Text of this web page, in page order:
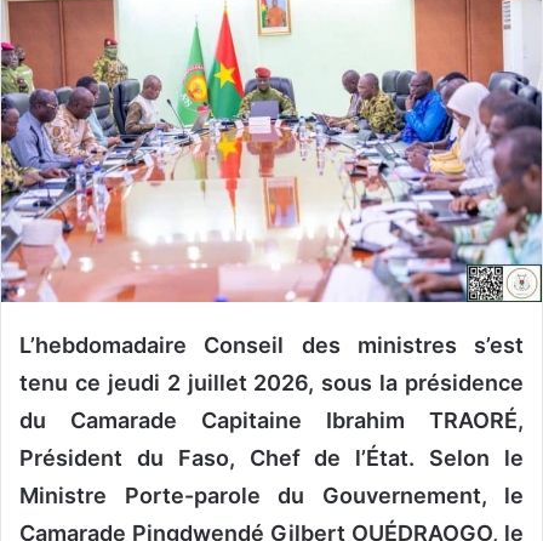
u
n
c
r
r
e
L’hebdomadaire Conseil des ministres s’est
tenu ce jeudi 2 juillet 2026, sous la présidence
du Camarade Capitaine Ibrahim TRAORÉ,
Président du Faso, Chef de l’État. Selon le
Ministre Porte-parole du Gouvernement, le
Camarade Pingdwendé Gilbert OUÉDRAOGO, le